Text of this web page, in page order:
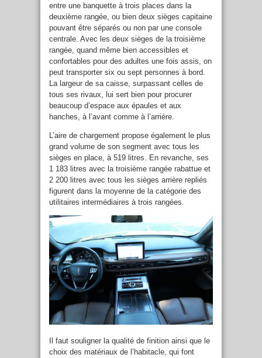
entre une banquette à trois places dans la
deuxième rangée, ou bien deux sièges capitaine
pouvant être séparés ou non par une console
centrale. Avec les deux sièges de la troisième
rangée, quand même bien accessibles et
confortables pour des adultes une fois assis, on
peut transporter six ou sept personnes à bord.
La largeur de sa caisse, surpassant celles de
tous ses rivaux, lui sert bien pour procurer
beaucoup d’espace aux épaules et aux
hanches, à l’avant comme à l’arrière.
L’aire de chargement propose également le plus
grand volume de son segment avec tous les
sièges en place, à 519 litres. En revanche, ses
1 183 litres avec la troisième rangée rabattue et
2 200 litres avec tous les sièges arrière repliés
figurent dans la moyenne de la catégorie des
utilitaires intermédiaires à trois rangées.
Il faut souligner la qualité de finition ainsi que le
choix des matériaux de l’habitacle, qui font